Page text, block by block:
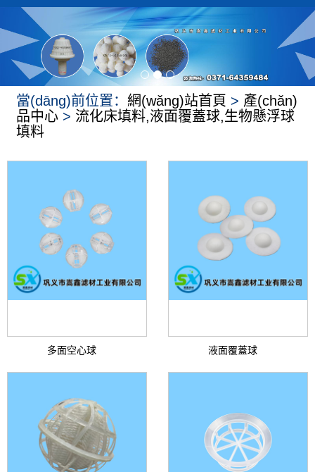
當(dāng)前位置： 網(wǎng)站首頁 > 產(chǎn)
品中心 > 流化床填料,液面覆蓋球,生物懸浮球
填料
多面空心球 液面覆蓋球